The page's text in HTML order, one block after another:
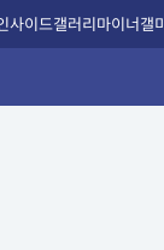
사이드갤러리마이너갤